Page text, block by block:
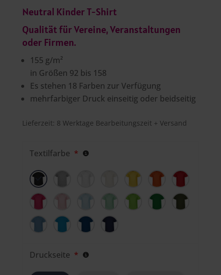
Neutral Kinder T-Shirt
Qualität für Vereine, Veranstaltungen
oder Firmen.
155 g/m²
in Größen 92 bis 158
Es stehen 18 Farben zur Verfügung
mehrfarbiger Druck einseitig oder beidseitig
Lieferzeit: 8 Werktage Bearbeitungszeit + Versand
Textilfarbe *
Druckseite *